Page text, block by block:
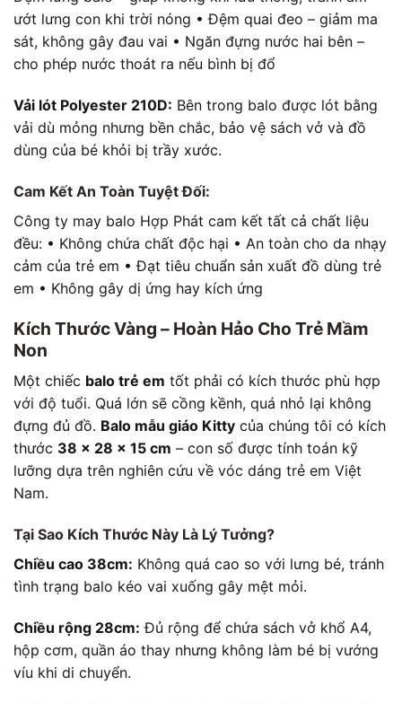
ướt lưng con khi trời nóng • Đệm quai đeo – giảm ma
sát, không gây đau vai • Ngăn đựng nước hai bên –
cho phép nước thoát ra nếu bình bị đổ
Vải lót Polyester 210D: Bên trong balo được lót bằng
vải dù mỏng nhưng bền chắc, bảo vệ sách vở và đồ
dùng của bé khỏi bị trầy xước.
Cam Kết An Toàn Tuyệt Đối:
Công ty may balo Hợp Phát cam kết tất cả chất liệu
đều: • Không chứa chất độc hại • An toàn cho da nhạy
cảm của trẻ em • Đạt tiêu chuẩn sản xuất đồ dùng trẻ
em • Không gây dị ứng hay kích ứng
Kích Thước Vàng – Hoàn Hảo Cho Trẻ Mầm
Non
Một chiếc balo trẻ em tốt phải có kích thước phù hợp
với độ tuổi. Quá lớn sẽ cồng kềnh, quá nhỏ lại không
đựng đủ đồ. Balo mẫu giáo Kitty của chúng tôi có kích
thước 38 x 28 x 15 cm – con số được tính toán kỹ
lưỡng dựa trên nghiên cứu về vóc dáng trẻ em Việt
Nam.
Tại Sao Kích Thước Này Là Lý Tưởng?
Chiều cao 38cm: Không quá cao so với lưng bé, tránh
tình trạng balo kéo vai xuống gây mệt mỏi.
Chiều rộng 28cm: Đủ rộng để chứa sách vở khổ A4,
hộp cơm, quần áo thay nhưng không làm bé bị vướng
víu khi di chuyển.